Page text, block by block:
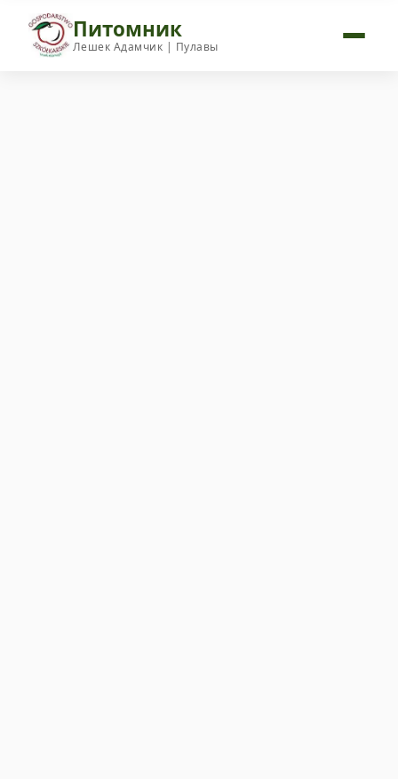
Питомник
Лешек Адамчик | Пулавы